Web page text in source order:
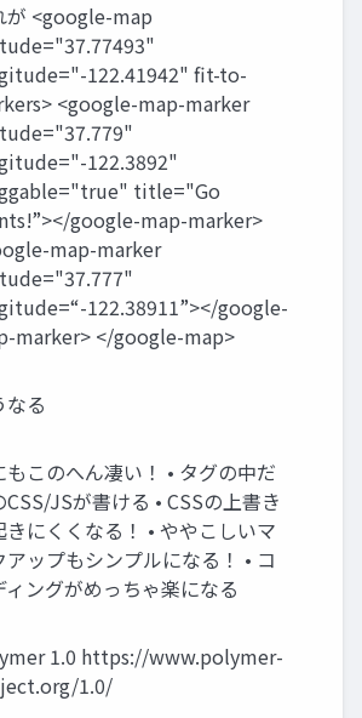
が <google-map
122.41942" fit-to-
<google-map-marker
122.3892"
title="Go
google-map-marker>
map-marker
122.38911”></google-
marker> </google-map>
なる
もこのへん凄い！ • タグの中だ
CSS/JSが書ける • CSSの上書き
きにくくなる！ • ややこしいマ
アップもシンプルになる！ • コ
ィングがめっちゃ楽になる
1.0 https://www.polymer-
1.0/